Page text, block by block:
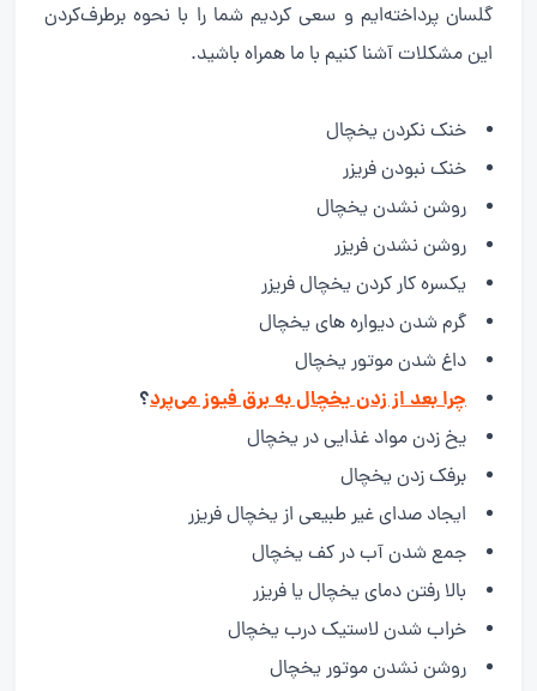
گلسان پرداخته‌ایم و سعی کردیم شما را با نحوه برطرف‌کردن
این مشکلات آشنا کنیم با ما همراه باشید.
خنک نکردن یخچال
خنک نبودن فریزر
روشن نشدن یخچال
روشن نشدن فریزر
یکسره کار کردن یخچال فریزر
گرم شدن دیواره های یخچال
داغ شدن موتور یخچال
چرا بعد از زدن یخچال به برق فیوز می‌پرد؟
یخ زدن مواد غذایی در یخچال
برفک زدن یخچال
ایجاد صدای غیر طبیعی از یخچال فریزر
جمع شدن آب در کف یخچال
بالا رفتن دمای یخچال یا فریزر
خراب شدن لاستیک درب یخچال
روشن نشدن موتور یخچال